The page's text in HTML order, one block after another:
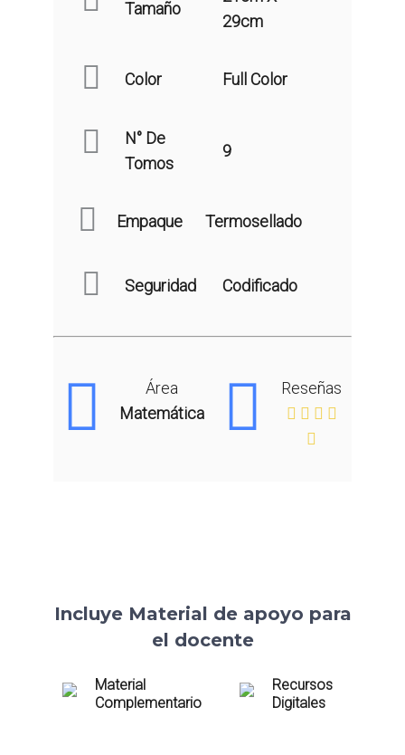
Tamaño
29cm
Color Full Color
N° De
Tomos
9
Empaque Termosellado
Seguridad Codificado
Área
Matemática
Reseñas
Incluye Material de apoyo para
el docente
Material
Complementario
Recursos
Digitales